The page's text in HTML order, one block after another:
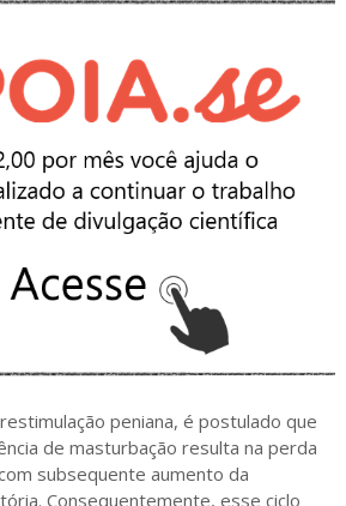
peniana, é postulado que
de masturbação resulta na perda
subsequente aumento da
Consequentemente, esse ciclo